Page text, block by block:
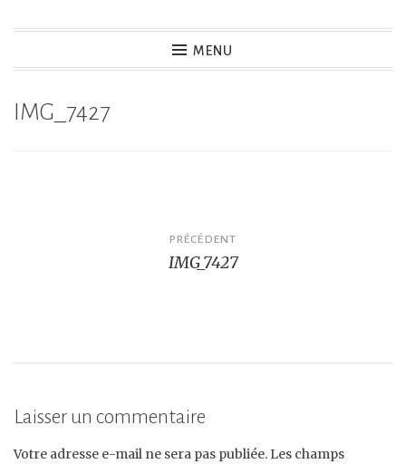
MENU
IMG_7427
PRÉCÉDENT
IMG_7427
Laisser un commentaire
Votre adresse e-mail ne sera pas publiée. Les champs